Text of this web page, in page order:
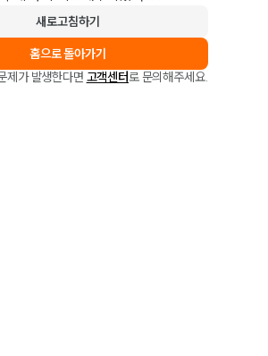
새로고침하기
홈으로 돌아가기
제가 발생한다면 고객센터로 문의해주세요.